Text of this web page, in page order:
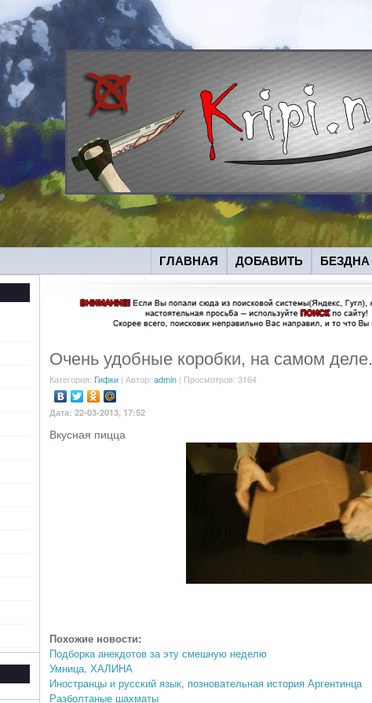
ГЛАВНАЯ ДОБАВИТЬ БЕЗДНА
Очень удобные коробки, на самом деле.
Категория: Гифки| Автор: admin| Просмотров: 3164
Дата: 22-03-2013, 17:52
Вкусная пицца
Похожие новости:
Подборка анекдотов за эту смешную неделю
Умница, ХАЛИНА
Иностранцы и русский язык, позновательная история Аргентинца
Разболтаные шахматы